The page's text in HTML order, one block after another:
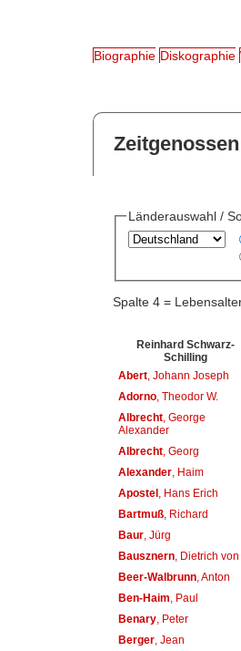
Biographie Diskographie
Zeitgenossen
Länderauswahl /
Spalte 4 =
Reinhard Schwarz-
Schilling
Abert, Johann Joseph
Adorno, Theodor W.
Albrecht, George
Alexander
Albrecht, Georg
Alexander, Haim
Apostel , Hans Erich
Bartmuß, Richard
Baur, Jürg
Bausznern, Dietrich von
Beer-Walbrunn, Anton
Ben-Haim, Paul
Benary, Peter
Berger, Jean